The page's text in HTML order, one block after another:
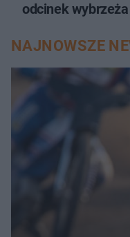
odcinek wybrzeża
NAJNOWSZE